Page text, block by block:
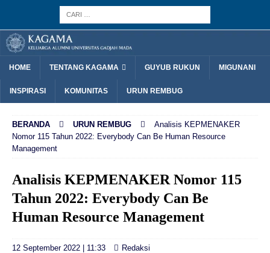
HOME TENTANG KAGAMA GUYUB RUKUN MIGUNANI
INSPIRASI KOMUNITAS URUN REMBUG
BERANDA URUN REMBUG
Analisis KEPMENAKER
Nomor 115 Tahun 2022: Everybody Can Be Human Resource
Management
Analisis KEPMENAKER Nomor 115
Tahun 2022: Everybody Can Be
Human Resource Management
12 September 2022 | 11:33 Redaksi